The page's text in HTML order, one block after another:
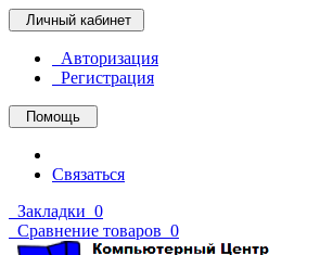
Личный кабинет
Авторизация
Регистрация
Помощь
Связаться
Закладки 0
Сравнение товаров 0